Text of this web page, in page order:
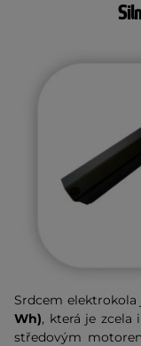
Srdcem
Wh), která je zcela
středovým